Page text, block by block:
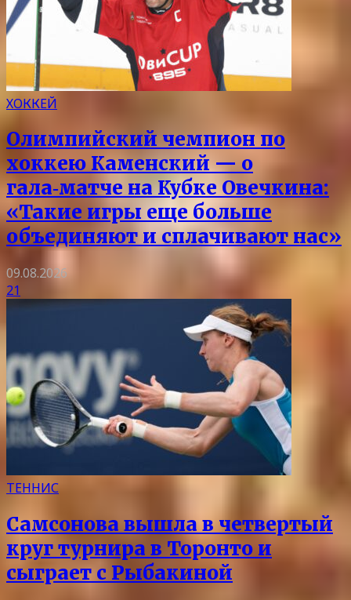
ХОККЕЙ
Олимпийский чемпион по
хоккею Каменский — о
гала‑матче на Кубке Овечкина:
«Такие игры еще больше
объединяют и сплачивают нас»
09.08.2026
21
ТЕННИС
Самсонова вышла в четвертый
круг турнира в Торонто и
сыграет с Рыбакиной